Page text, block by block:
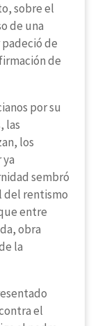
sobre el
de una
de
de
por su
las
los
sembró
del rentismo
entre
obra
la
el